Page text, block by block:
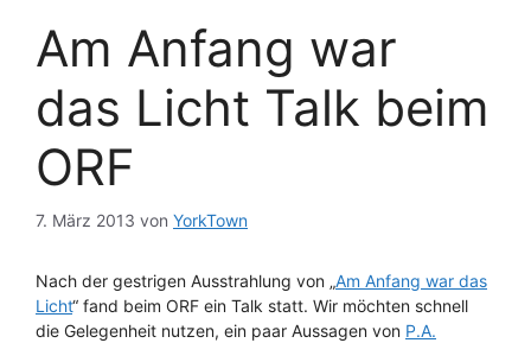
Am Anfang war
das Licht Talk beim
ORF
7. März 2013 von YorkTown
Nach der gestrigen Ausstrahlung von „Am Anfang war das
Licht“ fand beim ORF ein Talk statt. Wir möchten schnell
die Gelegenheit nutzen, ein paar Aussagen von P.A.